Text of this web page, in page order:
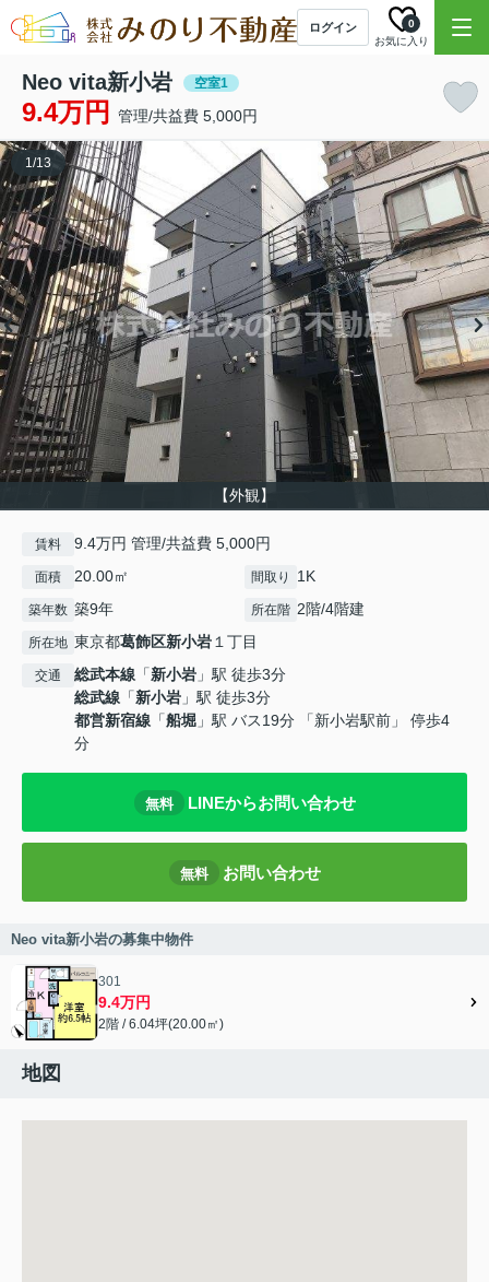
ログイン
お気に入り
0
Neo vita新小岩 空室1
9.4万円 管理/共益費 5,000円
【外観】
1/13
賃料 9.4万円 管理/共益費 5,000円
面積 20.00㎡ 間取り 1K
築年数 築9年 所在階 2階/4階建
所在地 東京都葛飾区新小岩１丁目
交通 総武本線 「新小岩 」駅 徒歩3分
総武線 「新小岩 」駅 徒歩3分
都営新宿線 「船堀 」駅 バス19分 「新小岩駅前」 停歩4
分
無料 LINEからお問い合わせ
無料 お問い合わせ
Neo vita新小岩の募集中物件
301
9.4万円
2階 / 6.04坪(20.00㎡)
地図